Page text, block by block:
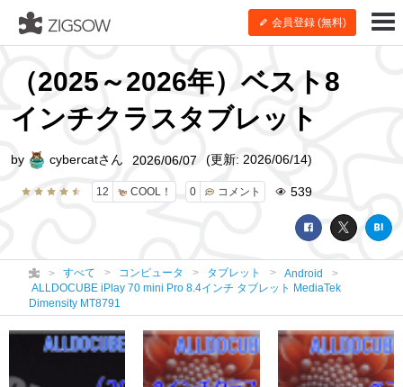
会員登録 (無料)
（2025～2026年）ベスト8
インチクラスタブレット
12 COOL！ 0 コメント 539
by cybercatさん 2026/06/07 (更新: 2026/06/14)
すべて コンピュータ タブレット
Android
ALLDOCUBE iPlay 70 mini Pro 8.4インチ タブレット MediaTek
Dimensity MT8791